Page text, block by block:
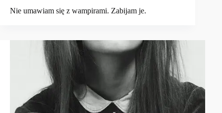
Nie umawiam się z wampirami. Zabijam je.